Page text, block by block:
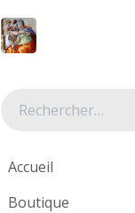
Accueil
Boutique
Tous les produits